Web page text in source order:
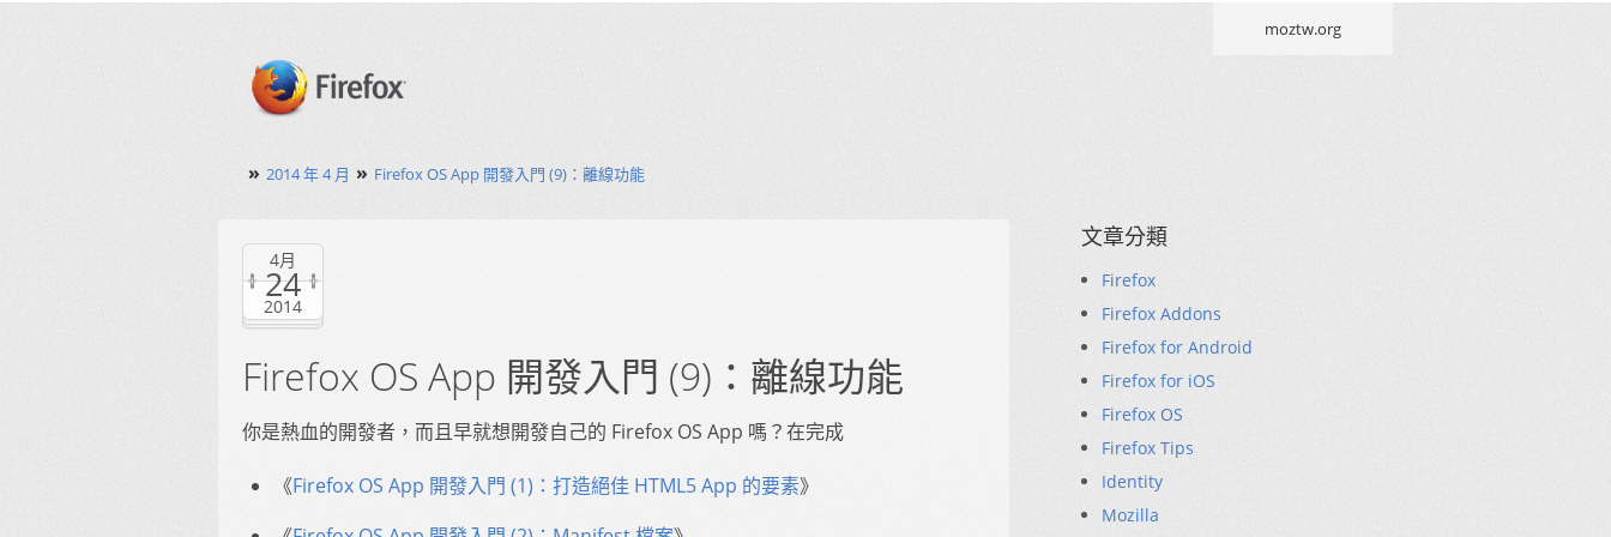
moztw.org
» 2014 年 4 月 » Firefox OS App 開發入門 (9)：離線功能
4月
24
2014
Firefox OS App 開發入門 (9)：離線功能
你是熱血的開發者，而且早就想開發自己的 Firefox OS App 嗎？在完成
《Firefox OS App 開發入門 (1)：打造絕佳 HTML5 App 的要素》
文章分類
Firefox
Firefox Addons
Firefox for Android
Firefox for iOS
Firefox OS
Firefox Tips
Identity
Mozilla